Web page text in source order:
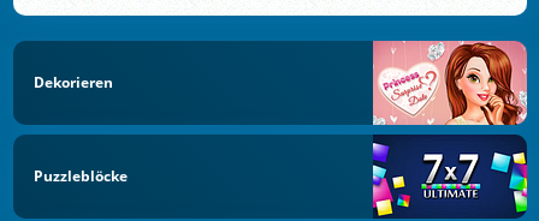
Dekorieren
Puzzleblöcke